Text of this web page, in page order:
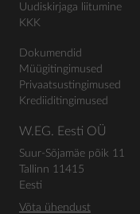
Uudiskirjaga liitumine
KKK
Dokumendid
Müügitingimused
Privaatsustingimused
Krediiditingimused
W.EG. Eesti OÜ
Suur-Sõjamäe põik 11
Tallinn 11415
Eesti
Võta ühendust